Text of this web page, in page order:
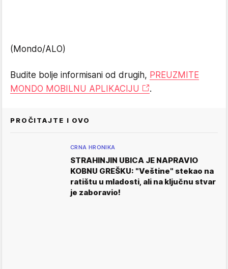
(Mondo/ALO)
Budite bolje informisani od drugih, PREUZMITE
MONDO MOBILNU APLIKACIJU
.
PROČITAJTE I OVO
CRNA HRONIKA
STRAHINJIN UBICA JE NAPRAVIO
KOBNU GREŠKU: "Veštine" stekao na
ratištu u mladosti, ali na ključnu stvar
je zaboravio!